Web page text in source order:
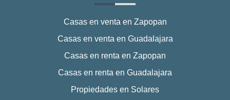
Casas en venta en Zapopan
Casas en venta en Guadalajara
Casas en renta en Zapopan
Casas en renta en Guadalajara
Propiedades en Solares